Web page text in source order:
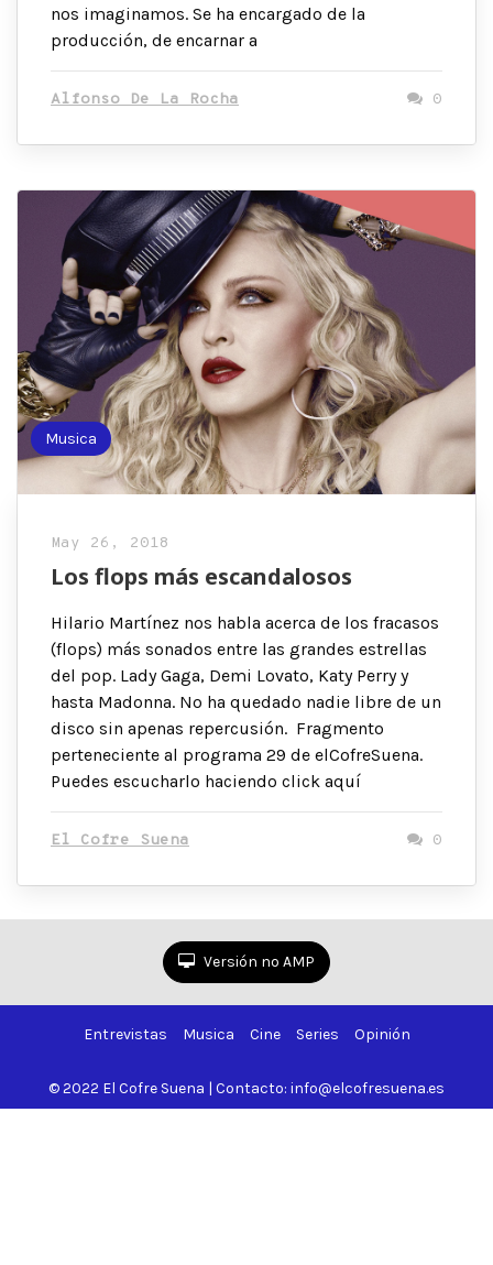
nos imaginamos. Se ha encargado de la
producción, de encarnar a
Alfonso De La Rocha 0
Musica
May 26, 2018
Los flops más escandalosos
Hilario Martínez nos habla acerca de los fracasos
(flops) más sonados entre las grandes estrellas
del pop. Lady Gaga, Demi Lovato, Katy Perry y
hasta Madonna. No ha quedado nadie libre de un
disco sin apenas repercusión. Fragmento
perteneciente al programa 29 de elCofreSuena.
Puedes escucharlo haciendo click aquí
El Cofre Suena 0
Versión no AMP
Entrevistas Musica Cine Series Opinión
© 2022 El Cofre Suena | Contacto: info@elcofresuena.es